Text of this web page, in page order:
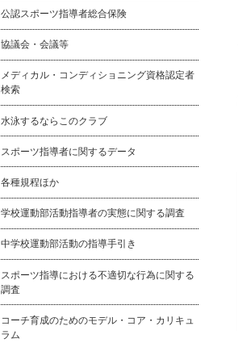
公認スポーツ指導者総合保険
協議会・会議等
メディカル・コンディショニング資格認定者
検索
水泳するならこのクラブ
スポーツ指導者に関するデータ
各種規程ほか
学校運動部活動指導者の実態に関する調査
中学校運動部活動の指導手引き
スポーツ指導における不適切な行為に関する
調査
コーチ育成のためのモデル・コア・カリキュ
ラム